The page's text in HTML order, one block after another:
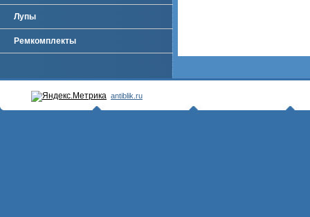
Лупы
Ремкомплекты
antiblik.ru